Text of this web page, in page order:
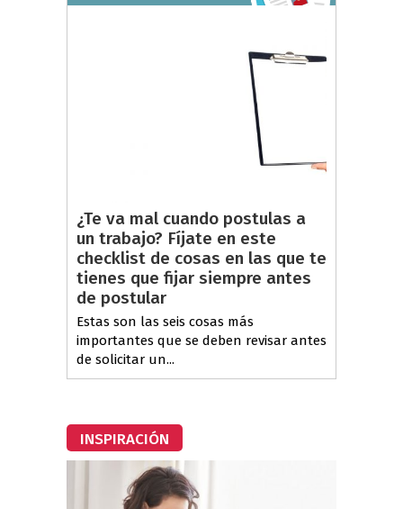
¿Te va mal cuando postulas a
un trabajo? Fíjate en este
checklist de cosas en las que te
tienes que fijar siempre antes
de postular
Estas son las seis cosas más
importantes que se deben revisar antes
de solicitar un...
INSPIRACIÓN